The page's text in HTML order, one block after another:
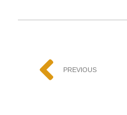
PREVIOUS